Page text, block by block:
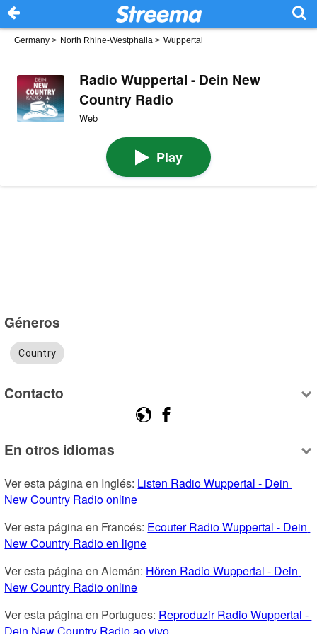
Germany > North Rhine-Westphalia > Wuppertal
Radio Wuppertal - Dein New
Country Radio
Web
Play
Géneros
Country
Contacto
En otros idiomas
Ver esta página en Inglés: Listen Radio Wuppertal - Dein
New Country Radio online
Ver esta página en Francés: Ecouter Radio Wuppertal - Dein
New Country Radio en ligne
Ver esta página en Alemán: Hören Radio Wuppertal - Dein
New Country Radio online
Ver esta página en Portugues: Reproduzir Radio Wuppertal -
Dein New Country Radio ao vivo